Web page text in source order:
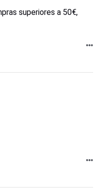
superiores a 50€,